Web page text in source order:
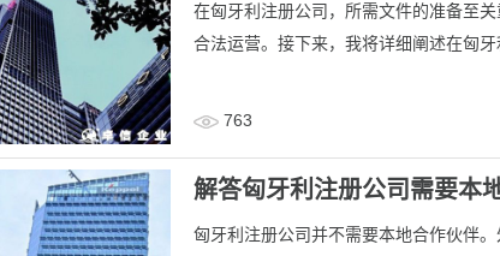
在匈牙利注册公司，所需文件的准备至
合法运营。接下来，我将详细阐述在匈
763
解答匈牙利注册公司需要本
匈牙利注册公司并不需要本地合作伙伴